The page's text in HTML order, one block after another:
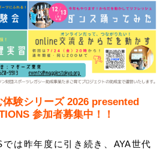
験シリーズ 2026 presented
参加者募集中！！
では昨年度に引き続き、AYA世代